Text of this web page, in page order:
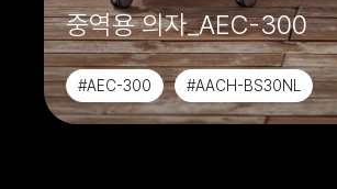
중역용 의자_AEC-300
#AEC-300
#AACH-BS30NL
#AACH-BS30L
#AACH-BS30NM